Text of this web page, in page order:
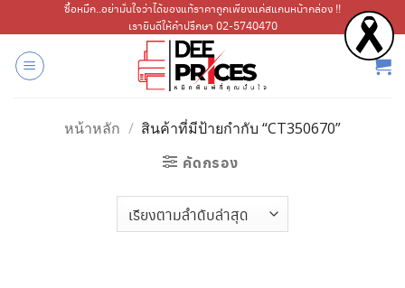
ไป
เนื้อหา
ซื้อหมึก..อย่ามั่นใจว่าได้ของแท้ราคาถูกเพียงแค่สแกนหน้ากล่อง !!
เรายินดีให้คำปรึกษา 02-5740470
หน้าหลัก / สินค้าที่มีป้ายกำกับ “CT350670”
คัดกรอง